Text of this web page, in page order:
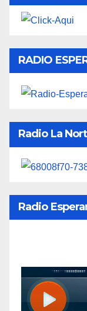
RADIO
Radio La
Radio